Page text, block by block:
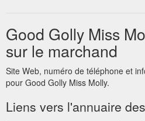
Good Golly Miss
sur le marchand
Site Web, numéro de téléphone et
pour Good Golly Miss Molly.
Liens vers l'annuaire